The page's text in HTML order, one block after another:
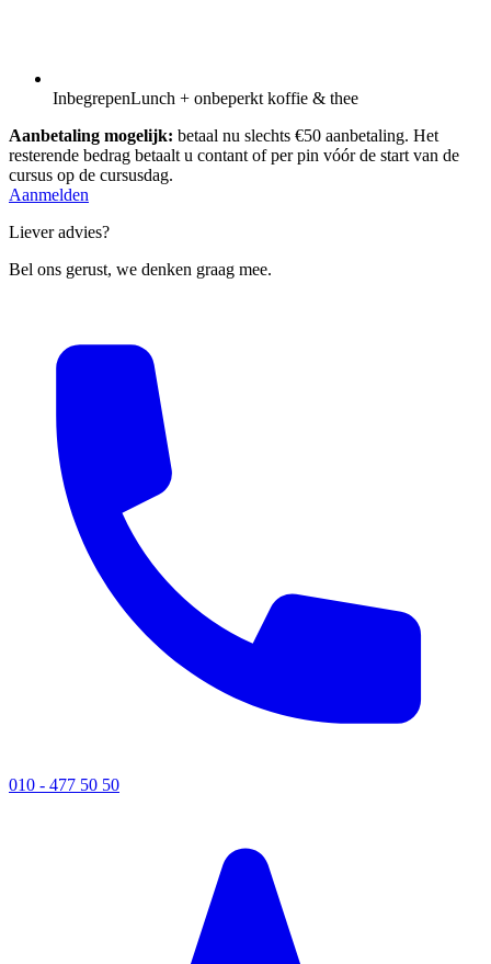
InbegrepenLunch + onbeperkt koffie & thee
Aanbetaling mogelijk: betaal nu slechts €50 aanbetaling. Het
resterende bedrag betaalt u contant of per pin vóór de start van de
cursus op de cursusdag.
Aanmelden
Liever advies?
Bel ons gerust, we denken graag mee.
010 - 477 50 50